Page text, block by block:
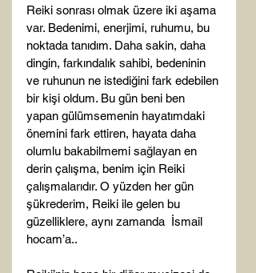
Reiki sonrası olmak üzere iki aşama
var. Bedenimi, enerjimi, ruhumu, bu
noktada tanıdım. Daha sakin, daha
dingin, farkındalık sahibi, bedeninin
ve ruhunun ne istediğini fark edebilen
bir kişi oldum. Bu gün beni ben
yapan gülümsemenin hayatımdaki
önemini fark ettiren, hayata daha
olumlu bakabilmemi sağlayan en
derin çalışma, benim için Reiki
çalışmalarıdır. O yüzden her gün
şükrederim, Reiki ile gelen bu
güzelliklere, aynı zamanda  İsmail
hocam’a..